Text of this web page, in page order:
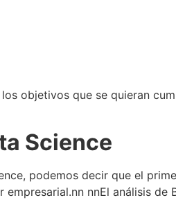
objetivos que se quieran
Science
podemos decir que el
empresarial.nn nnEl análisis de